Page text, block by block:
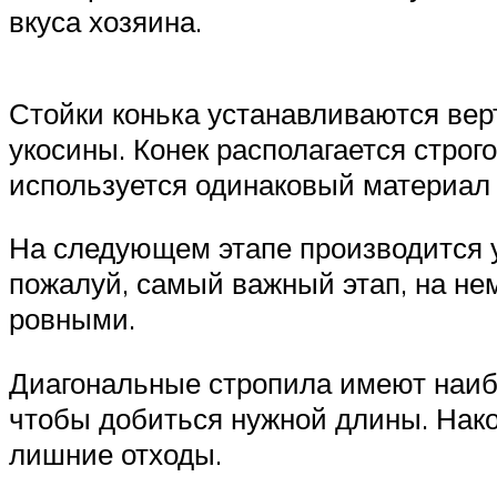
вкуса хозяина.
Стойки конька устанавливаются
укосины. Конек располагается
используется одинаковый
На следующем этапе
пожалуй, самый важный этап, на
ровными.
Диагональные стропила имеют
чтобы добиться нужной длины.
лишние отходы.